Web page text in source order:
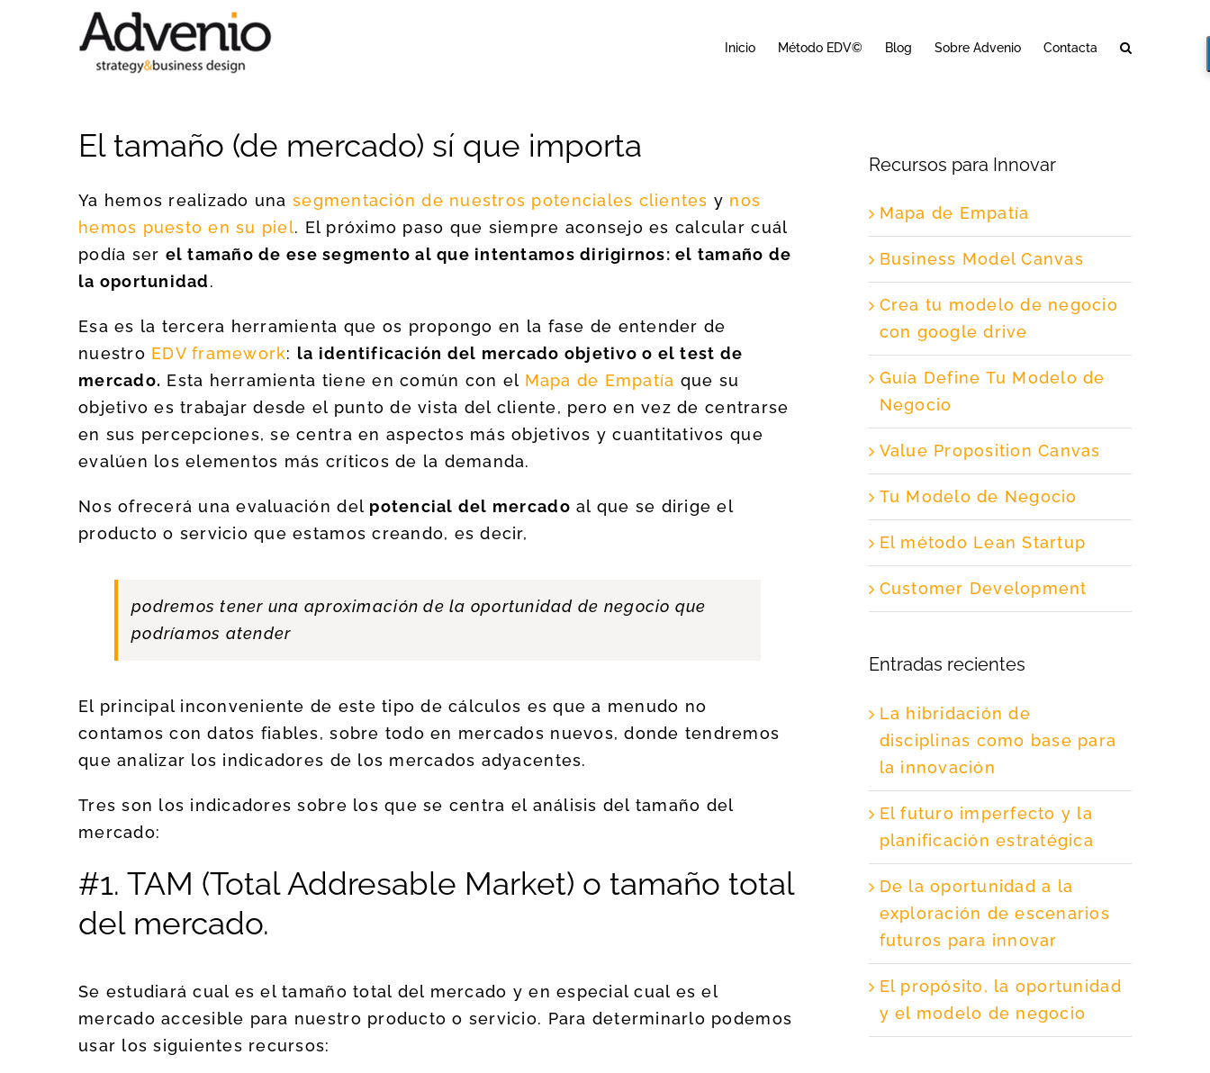
Inicio Método EDV© Blog Sobre Advenio Contacta
El tamaño (de mercado) sí que importa
Ya hemos realizado una segmentación de nuestros potenciales clientes y nos
hemos puesto en su piel. El próximo paso que siempre aconsejo es calcular cuál
podía ser el tamaño de ese segmento al que intentamos dirigirnos: el tamaño de
la oportunidad.
Esa es la tercera herramienta que os propongo en la fase de entender de
nuestro EDV framework: la identificación del mercado objetivo o el test de
mercado. Esta herramienta tiene en común con el Mapa de Empatía que su
objetivo es trabajar desde el punto de vista del cliente, pero en vez de centrarse
en sus percepciones, se centra en aspectos más objetivos y cuantitativos que
evalúen los elementos más críticos de la demanda.
Nos ofrecerá una evaluación del potencial del mercado al que se dirige el
producto o servicio que estamos creando, es decir,
podremos tener una aproximación de la oportunidad de negocio que
podríamos atender
El principal inconveniente de este tipo de cálculos es que a menudo no
contamos con datos fiables, sobre todo en mercados nuevos, donde tendremos
que analizar los indicadores de los mercados adyacentes.
Tres son los indicadores sobre los que se centra el análisis del tamaño del
mercado:
#1. TAM (Total Addresable Market) o tamaño total
del mercado.
Se estudiará cual es el tamaño total del mercado y en especial cual es el
mercado accesible para nuestro producto o servicio. Para determinarlo podemos
usar los siguientes recursos:
Recursos para Innovar
Mapa de Empatía
Business Model Canvas
Crea tu modelo de negocio
con google drive
Guía Define Tu Modelo de
Negocio
Value Proposition Canvas
Tu Modelo de Negocio
El método Lean Startup
Customer Development
Entradas recientes
La hibridación de
disciplinas como base para
la innovación
El futuro imperfecto y la
planificación estratégica
De la oportunidad a la
exploración de escenarios
futuros para innovar
El propósito, la oportunidad
y el modelo de negocio